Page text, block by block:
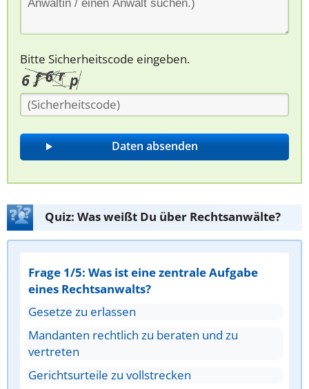
Bitte Sicherheitscode eingeben.
Quiz: Was weißt Du über Rechtsanwälte?
Frage 1/5: Was ist eine zentrale Aufgabe
eines Rechtsanwalts?
Gesetze zu erlassen
Mandanten rechtlich zu beraten und zu
vertreten
Gerichtsurteile zu vollstrecken